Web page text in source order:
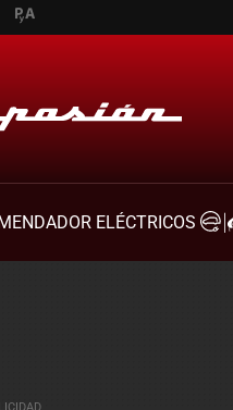
ELÉCTRICOS